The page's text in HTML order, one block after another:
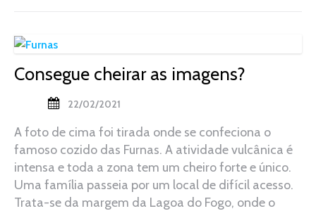
Consegue cheirar as imagens?
22/02/2021
A foto de cima foi tirada onde se confeciona o
famoso cozido das Furnas. A atividade vulcânica é
intensa e toda a zona tem um cheiro forte e único.
Uma família passeia por um local de difícil acesso.
Trata-se da margem da Lagoa do Fogo, onde o